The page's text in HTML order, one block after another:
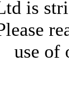
is
use of